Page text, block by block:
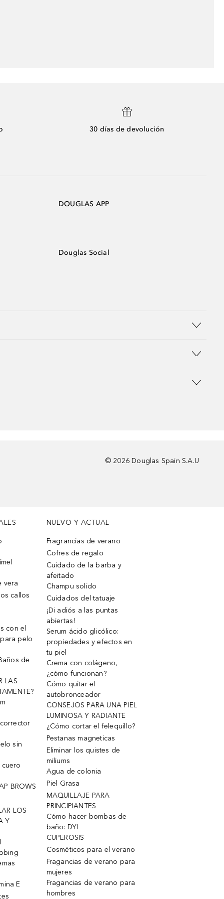
30 días de devolución
DOUGLAS APP
Douglas Social
© 2026 Douglas Spain S.A.U
vera
callos
con el
pelo
de
LAS
sin
cuero
BROWS
LOS
Y
E
NUEVO Y ACTUAL
Fragrancias de verano
Cofres de regalo
Cuidado de la barba y
afeitado
Champu solido
Cuidados del tatuaje
¡Di adiós a las puntas
abiertas!
Serum ácido glicólico:
propiedades y efectos en
tu piel
Crema con colágeno,
¿cómo funcionan?
Cómo quitar el
autobronceador
CONSEJOS PARA UNA PIEL
LUMINOSA Y RADIANTE
¿Cómo cortar el felequillo?
Pestanas magneticas
Eliminar los quistes de
miliums
Agua de colonia
Piel Grasa
MAQUILLAJE PARA
PRINCIPIANTES
Cómo hacer bombas de
baño: DYI
CUPEROSIS
Cosméticos para el verano
Fragancias de verano para
mujeres
Fragancias de verano para
hombres